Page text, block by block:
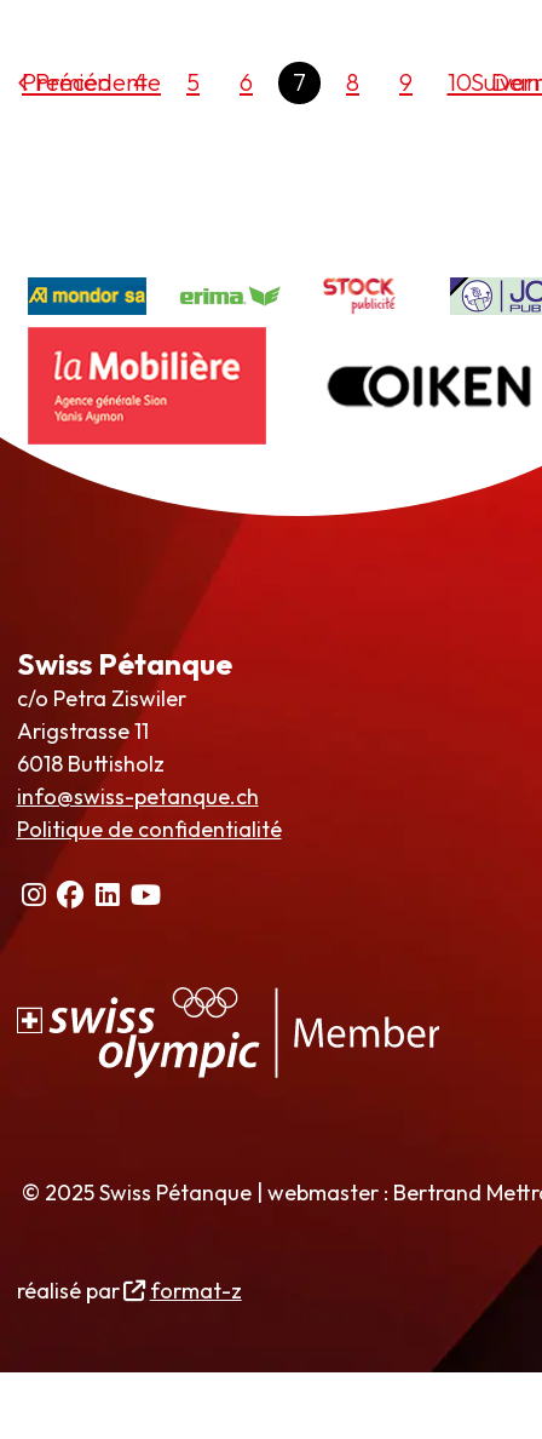
Précédente
Premier 4 5 6 7 8 9 10
Swiss Pétanque
c/o Petra Ziswiler
Arigstrasse 11
6018 Buttisholz
info@swiss-petanque.ch
Politique de confidentialité
© 2025 Swiss Pétanque | webmaster : Bertrand
réalisé par format-z